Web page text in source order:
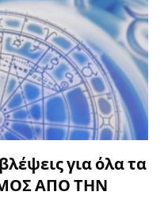
για όλα τα
ΑΠΟ ΤΗΝ